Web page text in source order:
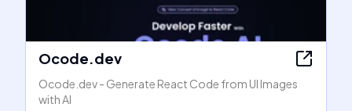
Ocode.dev
Ocode.dev - Generate React Code from UI Images
with AI